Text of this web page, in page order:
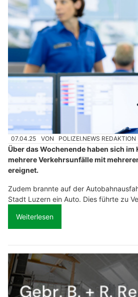
07.04.25 VON POLIZEI.NEWS REDAKTION
Über das Wochenende haben sich im
mehrere Verkehrsunfälle mit
ereignet.
Zudem brannte auf der
Stadt Luzern ein Auto. Dies führte zu
Weiterlesen